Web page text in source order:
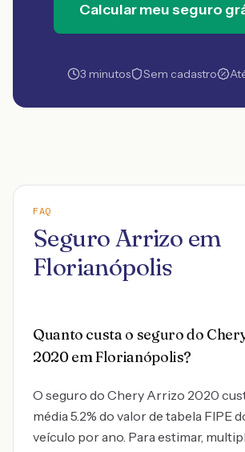
Calcular meu seguro
3 minutos Sem cadastro
FAQ
Seguro Arrizo em
Florianópolis
Quanto custa o seguro do
2020 em Florianópolis?
O seguro do Chery Arrizo 2020
média 5.2% do valor de tabela FIPE
veículo por ano. Para estimar,